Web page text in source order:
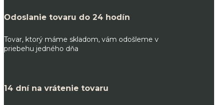
Odoslanie tovaru do 24 hodín
Tovar, ktorý máme skladom, vám odošleme v
priebehu jedného dňa
14 dní na vrátenie tovaru